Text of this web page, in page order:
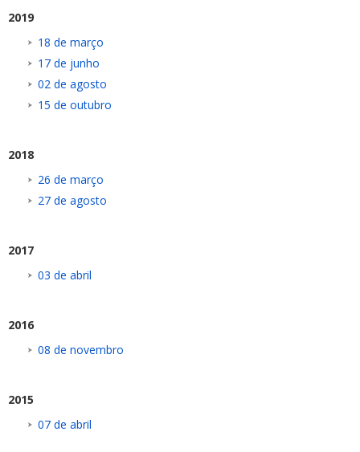
2019
18 de março
17 de junho
02 de agosto
15 de outubro
2018
26 de março
27 de agosto
2017
03 de abril
2016
08 de novembro
2015
07 de abril